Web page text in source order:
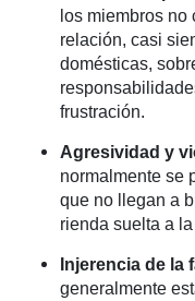
los miembros no
relación, casi
domésticas,
frustración.
Agresividad y
normalmente se
que no llegan a
rienda suelta a
Injerencia de la
generalmente